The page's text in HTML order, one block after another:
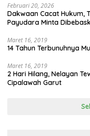
Februari 20, 2026
Dakwaan Cacat Hukum,
Payudara Minta
Maret 16, 2019
14 Tahun Terbunuhnya
Maret 16, 2019
2 Hari Hilang, Nelayan
Cipalawah Garut